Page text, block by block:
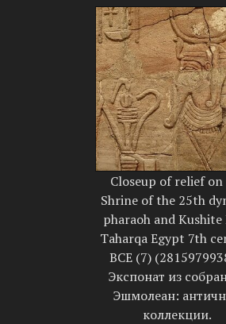
Closeup of relief
Shrine of the 25th
pharaoh and
Taharqa Egypt 7th
BCE (7)
Экспонат из
Эшмолеан:
коллекции.